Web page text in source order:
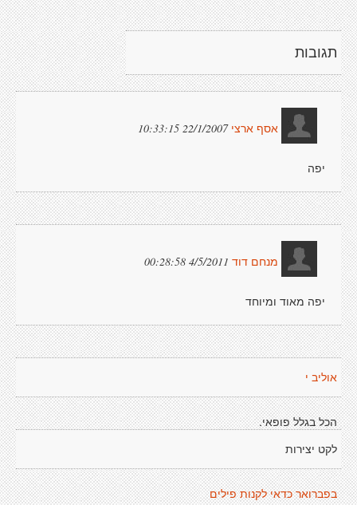
תגובות
אסף ארצי 22/1/2007 10:33:15
יפה
מנחם דוד 4/5/2011 00:28:58
יפה מאוד ומיוחד
אוליב י
הכל בגלל פופאי.
לקט יצירות
בפברואר כדאי לקנות פילים